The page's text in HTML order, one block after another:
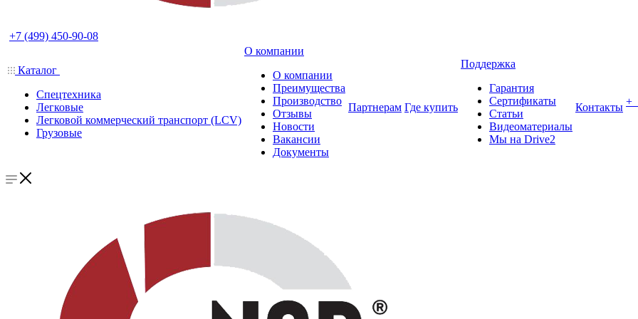
+7 (499) 450-90-08
Каталог
Спецтехника
Легковые
Легковой коммерческий транспорт (LCV)
Грузовые
О компании
О компании
Преимущества
Производство
Отзывы
Новости
Вакансии
Документы
Партнерам Где купить
Поддержка
Гарантия
Сертификаты
Статьи
Видеоматериалы
Мы на Drive2
Контакты +